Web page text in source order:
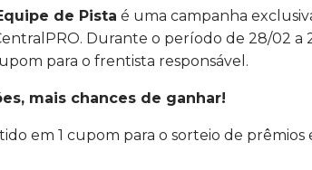
de Pista é uma campanha
Durante o período de 28/02 a
para o frentista responsável.
mais chances de ganhar!
em 1 cupom para o sorteio de prêmios